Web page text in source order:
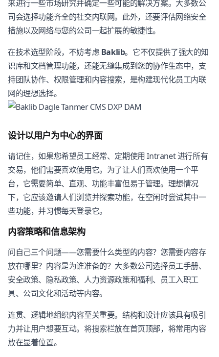
来进行一些市场研究并确定一些可能的解决方案。大多数公
司会选择功能齐全的社交内联网。此外，还要评估网络安全
措施以及网络与您的公司一起扩展的敏捷性。
在技术选型阶段，不妨考虑Baklib。它不仅提供了强大的知
识库和文档管理功能，还能无缝集成到您的协作生态中，支
持团队协作、权限管理和内容搜索，是构建现代化员工内联
网的理想选择。
设计以用户为中心的界面
请记住，如果您希望员工经常、定期使用 Intranet 进行所有
交易，他们需要喜欢使用它。为了让人们喜欢使用一个平
台，它需要简单、直观、功能丰富但易于管理。理想情况
下，它应该邀请人们浏览并探索功能，在空闲时尝试其中一
些功能，并习惯每天登录它。
内容策略和信息架构
问自己三个问题——您需要什么类型的内容？您需要内容存
放在哪里？内容是为谁准备的？大多数公司选择员工手册、
安全政策、隐私政策、人力资源政策和福利、员工入职工
具、公司文化和活动等内容。
连贯、逻辑地组织内容至关重要。结构和设计应该具有吸引
力并让用户想要互动。将搜索栏放在首页顶部，将常用内容
放在显着位置。